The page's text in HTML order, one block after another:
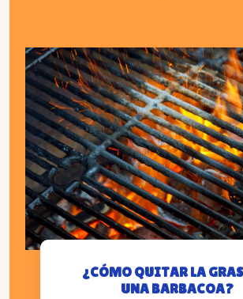
¿CÓMO QUITAR LA
UNA BARBACOA?